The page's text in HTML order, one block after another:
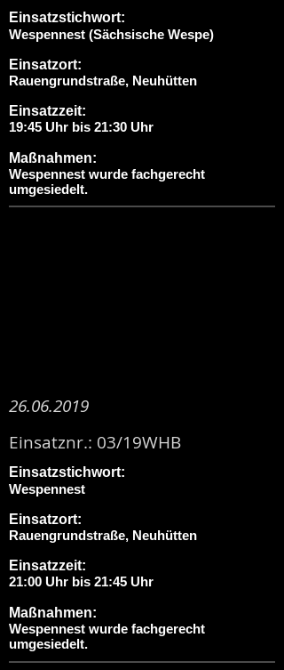
Einsatzstichwort:
Wespennest (Sächsische Wespe)
Einsatzort:
Rauengrundstraße, Neuhütten
Einsatzzeit:
19:45 Uhr bis 21:30 Uhr
Maßnahmen:
Wespennest wurde fachgerecht
umgesiedelt.
26.06.2019
Einsatznr.: 03/19WHB
Einsatzstichwort:
Wespennest
Einsatzort:
Rauengrundstraße, Neuhütten
Einsatzzeit:
21:00 Uhr bis 21:45 Uhr
Maßnahmen:
Wespennest wurde fachgerecht
umgesiedelt.